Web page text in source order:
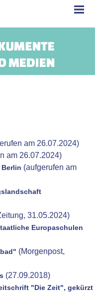
am 26.07.2024)
am 26.07.2024)
(aufgerufen am
31.05.2024)
Europaschulen
(Morgenpost,
(27.09.2018)
"Die Zeit", gekürzt